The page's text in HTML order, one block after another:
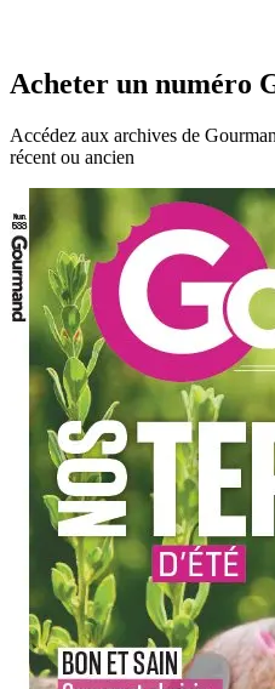
Acheter un numéro
Accédez aux archives de
récent ou ancien